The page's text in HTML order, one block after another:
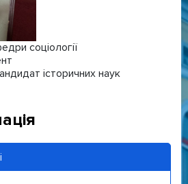
соціології
історичних наук